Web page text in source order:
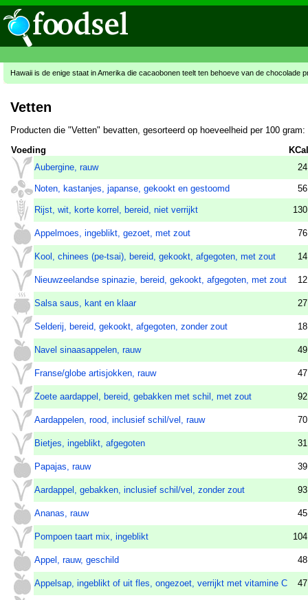
Hawaii is de enige staat in Amerika die cacaobonen teelt ten behoeve van de chocolade
Vetten
Producten die "Vetten" bevatten, gesorteerd op hoeveelheid per 100 gram:
Voeding
KCal
Aubergine, rauw
24
Noten, kastanjes, japanse, gekookt en gestoomd 56
Rijst, wit, korte korrel, bereid, niet verrijkt 130
Appelmoes, ingeblikt, gezoet, met zout 76
Kool, chinees (pe-tsai), bereid, gekookt, afgegoten, met zout 14
Nieuwzeelandse spinazie, bereid, gekookt, afgegoten, met zout 12
Salsa saus, kant en klaar 27
Selderij, bereid, gekookt, afgegoten, zonder zout 18
Navel sinaasappelen, rauw 49
Franse/globe artisjokken, rauw 47
Zoete aardappel, bereid, gebakken met schil, met zout 92
Aardappelen, rood, inclusief schil/vel, rauw 70
Bietjes, ingeblikt, afgegoten 31
Papajas, rauw 39
Aardappel, gebakken, inclusief schil/vel, zonder zout 93
Ananas, rauw 45
Pompoen taart mix, ingeblikt 104
Appel, rauw, geschild 48
Appelsap, ingeblikt of uit fles, ongezoet, verrijkt met vitamine C 47